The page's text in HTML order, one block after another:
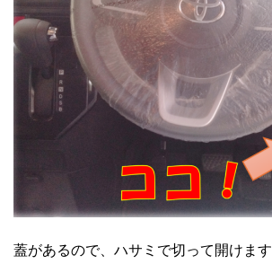
蓋があるので、ハサミで切って開けます